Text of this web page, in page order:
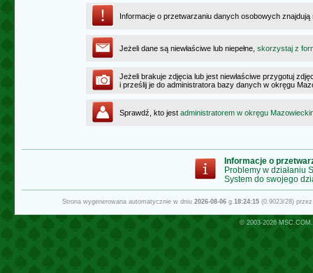
Informacje o przetwarzaniu danych osobowych
Jeżeli dane są niewłaściwe lub niepełne, skorzystaj z
Jeżeli brakuje zdjęcia lub jest niewłaściwe przygotuj
i prześlij je do administratora bazy danych w okręgu
Sprawdź, kto jest administratorem w okręgu
Informacje o
Problemy w działaniu
System do swojego
Strona wygenerowana automatycznie w dniu 2026-08-06g.18:24:15(0.9023/28)
© 2003-2026